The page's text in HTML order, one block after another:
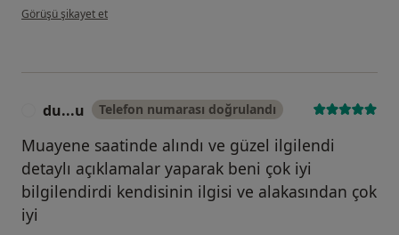
kullanıcının görüşüne göre be...ş
Görüşü şikayet et
du...u Telefon numarası doğrulandı
Muayene saatinde alındı ve güzel ilgilendi
detaylı açıklamalar yaparak beni çok iyi
bilgilendirdi kendisinin ilgisi ve alakasından çok
iyi